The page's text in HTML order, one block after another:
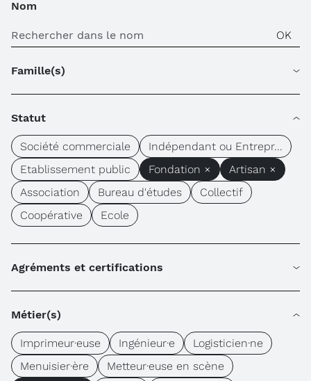
Nom
Famille(s)
Statut
Société commerciale
Indépendant ou Entrepr...
Etablissement public
Fondation ×
Artisan ×
Association
Bureau d'études
Collectif
Coopérative
Ecole
Agréments et certifications
Métier(s)
Imprimeur·euse Ingénieur·e
Logisticien·ne
Menuisier·ère
Metteur·euse en scène